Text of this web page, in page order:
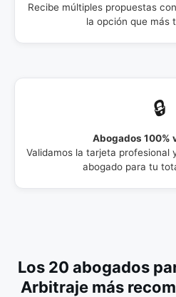
Recibe múltiples propuestas
la opción que más
🔒
Abogados 100%
Validamos la tarjeta profesional
abogado para tu
Los 20 abogados
Arbitraje más